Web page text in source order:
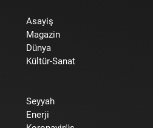
Asayiş
Magazin
Dünya
Kültür-Sanat
Seyyah
Enerji